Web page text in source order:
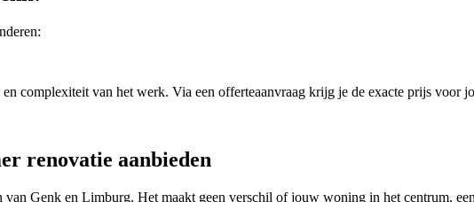
:
complexiteit van het werk. Via een offerteaanvraag krijg je de exacte prijs voor
renovatie aanbieden
van Genk en Limburg. Het maakt geen verschil of jouw woning in het centrum,